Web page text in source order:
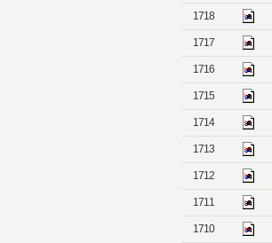
1718
1717
1716
1715
1714
1713
1712
1711
1710